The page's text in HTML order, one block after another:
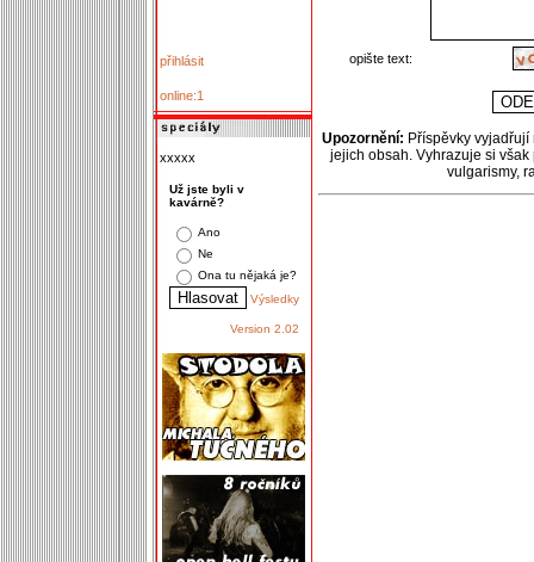
přihlásit
online:1
xxxxx
Už jste byli v
kavárně?
Ano
Ne
Ona tu nějaká je?
Výsledky
Version 2.02
opište text:
Upozornění: Příspěvky
jejich obsah. Vyhrazuje si
vulgarismy,